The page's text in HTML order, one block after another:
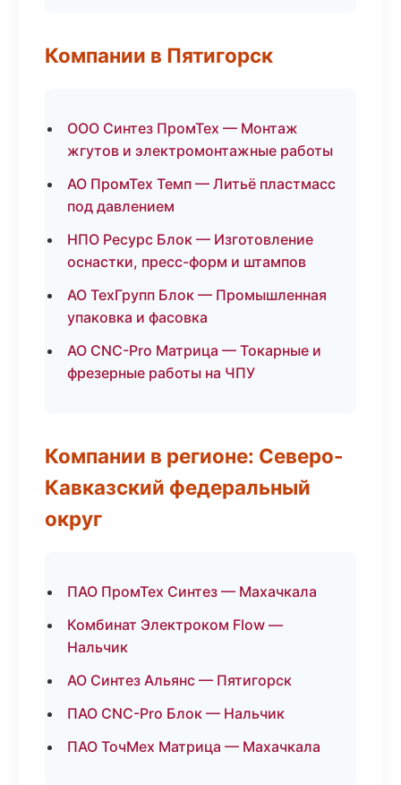
Компании в Пятигорск
ООО Синтез ПромТех — Монтаж
жгутов и электромонтажные работы
АО ПромТех Темп — Литьё пластмасс
под давлением
НПО Ресурс Блок — Изготовление
оснастки, пресс-форм и штампов
АО ТехГрупп Блок — Промышленная
упаковка и фасовка
АО CNC-Pro Матрица — Токарные и
фрезерные работы на ЧПУ
Компании в регионе: Северо-
Кавказский федеральный
округ
ПАО ПромТех Синтез — Махачкала
Комбинат Электроком Flow —
Нальчик
АО Синтез Альянс — Пятигорск
ПАО CNC-Pro Блок — Нальчик
ПАО ТочМех Матрица — Махачкала